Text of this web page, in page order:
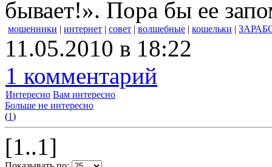
бывает!». Пора бы ее
мошенники | интернет | совет | волшебные | кошельки |
11.05.2010 в 18:22
1 комментарий
Интересно Вам интересно
Больше не интересно
(1)
[1..1]